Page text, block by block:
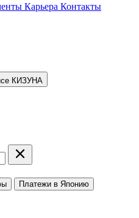
Карьера Контакты
КИЗУНА
Платежи в Японию